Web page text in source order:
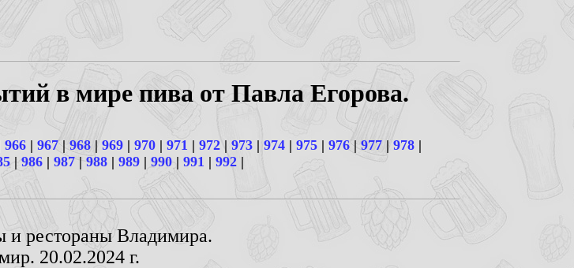
в мире пива от Павла Егорова.
966 | 967| 968 | 969 | 970 | 971 | 972 | 973 | 974 | 975 | 976| 977 | 978 |
| 986 | 987|988 | 989 | 990 | 991 | 992 |
и рестораны Владимира.
20.02.2024 г.